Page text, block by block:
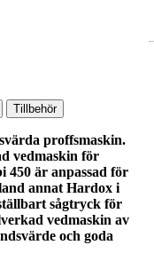
Tillbehör
proffsmaskin.
vedmaskin för
450 är anpassad för
annat Hardox i
sågtryck för
vedmaskin av
och goda